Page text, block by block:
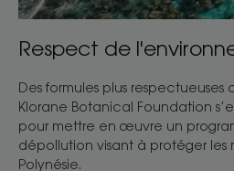
Respect de
Des formules plus respectueuses
Klorane Botanical Foundation
pour mettre en œuvre un
dépollution visant à protéger les
Polynésie.